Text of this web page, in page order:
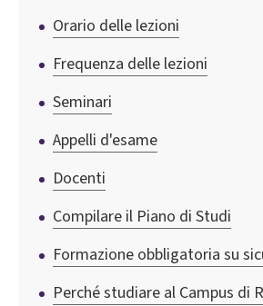
Orario delle lezioni
Frequenza delle lezioni
Seminari
Appelli d'esame
Docenti
Compilare il Piano di Studi
Formazione obbligatoria su
Perché studiare al Campus di